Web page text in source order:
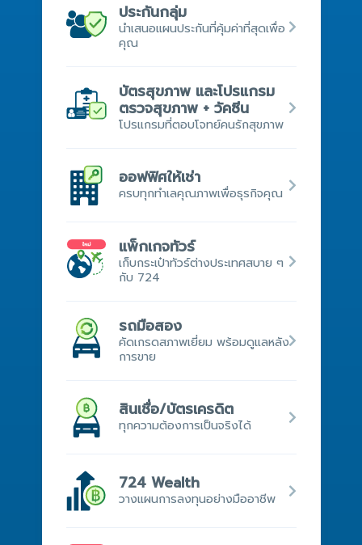
ประกันกลุ่ม
นำเสนอแผนประกันที่คุ้มค่าที่สุดเพื่อ
คุณ
บัตรสุขภาพ และโปรแกรม
ตรวจสุขภาพ + วัคซีน
โปรแกรมที่ตอบโจทย์คนรักสุขภาพ
ออฟฟิศให้เช่า
ครบทุกทำเลคุณภาพเพื่อธุรกิจคุณ
แพ็กเกจทัวร์
เก็บกระเป๋าทัวร์ต่างประเทศสบาย ๆ
กับ 724
รถมือสอง
คัดเกรดสภาพเยี่ยม พร้อมดูแลหลัง
การขาย
สินเชื่อ/บัตรเครดิต
ทุกความต้องการ​เป็นจริง​ได้
724 Wealth
วางแผนการลงทุนอย่างมืออาชีพ